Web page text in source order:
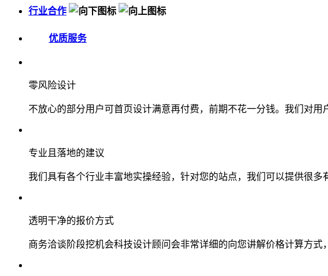
行业合作
优质服务
零风险设计
不放心的部分用户可首页设计满意再付费，前期不花一分钱。我们对用
专业且落地的建议
我们具有各个行业丰富地实操经验，针对您的站点，我们可以提供很
透明干净的报价方式
商务洽谈阶段挖机会科技设计顾问会非常详细的向您讲解价格计算方